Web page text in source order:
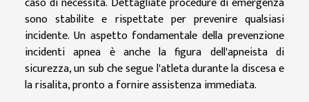
sono stabilite e rispettate per prevenire qualsiasi
incidente. Un aspetto fondamentale della prevenzione
incidenti apnea è anche la figura dell'apneista di
sicurezza, un sub che segue l'atleta durante la discesa e
la risalita, pronto a fornire assistenza immediata.